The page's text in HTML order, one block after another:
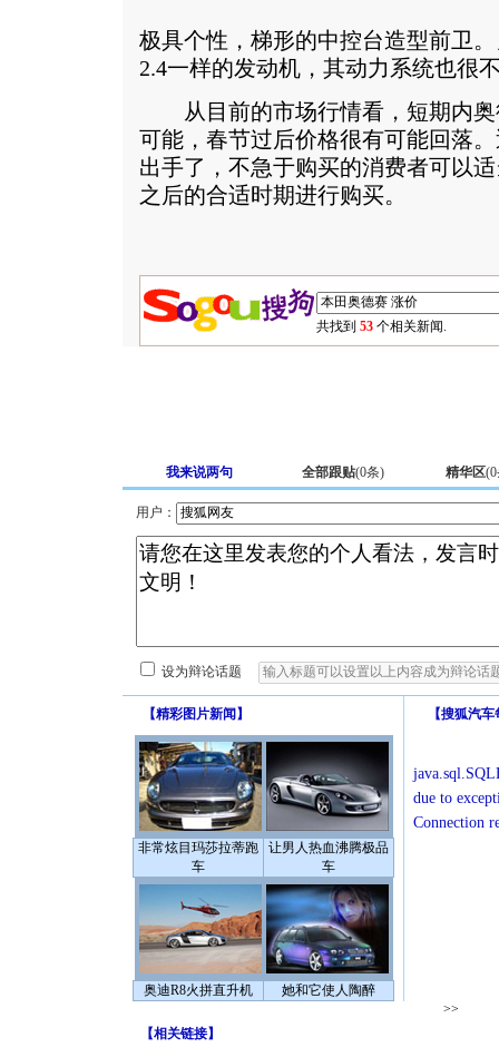
极具个性，梯形的中控台造型前卫
2.4一样的发动机，其动力系统也很
从目前的市场行情看，短期内奥
可能，春节过后价格很有可能回落
出手了，不急于购买的消费者可以
之后的合适时期进行购买。
共找到 53 个相关新闻.
我来说两句 全部跟贴(0条) 精华区(0
用户：
设为辩论话题
【精彩图片新闻 】
非常炫目玛莎拉蒂跑
车
让男人热血沸腾极品
车
奥迪R8火拼直升机 她和它使人陶醉
【搜狐汽车
due to
Connection
>>
【相关链接】